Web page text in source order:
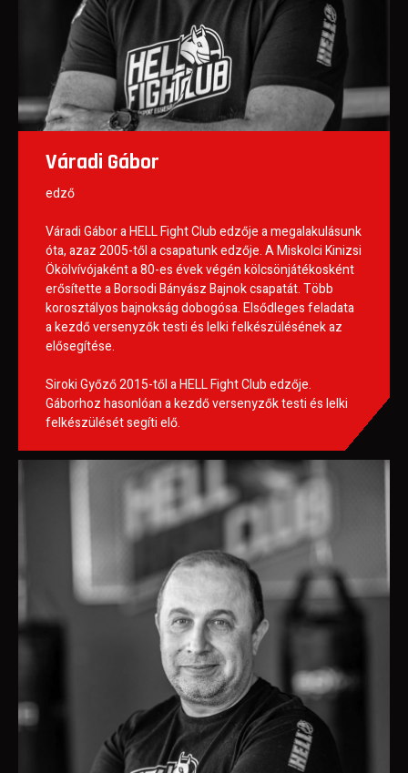
Váradi Gábor
edző
Váradi Gábor a HELL Fight Club edzője a megalakulásunk
óta, azaz 2005-től a csapatunk edzője. A Miskolci Kinizsi
Ökölvívójaként a 80-es évek végén kölcsönjátékosként
erősítette a Borsodi Bányász Bajnok csapatát. Több
korosztályos bajnokság dobogósa. Elsődleges feladata
a kezdő versenyzők testi és lelki felkészülésének az
elősegítése.
Siroki Győző 2015-től a HELL Fight Club edzője.
Gáborhoz hasonlóan a kezdő versenyzők testi és lelki
felkészülését segíti elő.